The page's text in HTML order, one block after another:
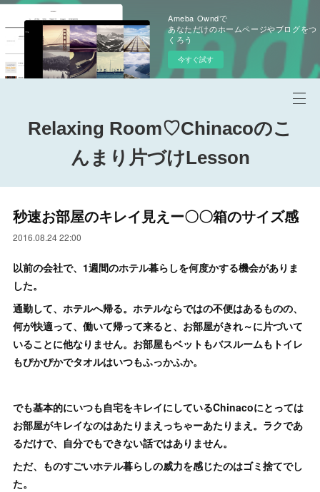
Ameba Owndで
あなただけのホームページやブログをつ
くろう
今すぐ試す
Relaxing Room♡Chinacoのこ
んまり片づけLesson
秒速お部屋のキレイ見えー〇〇箱のサイズ感
2016.08.24 22:00
以前の会社で、1週間のホテル暮らしを何度かする機会がありま
した。
通勤して、ホテルへ帰る。ホテルならではの不便はあるものの、
何が快適って、働いて帰って来ると、お部屋がきれ～に片づいて
いることに他なりません。お部屋もベットもバスルームもトイレ
もぴかぴかでタオルはいつもふっかふか。
でも基本的にいつも自宅をキレイにしているChinacoにとっては
お部屋がキレイなのはあたりまえっちゃーあたりまえ。ラクであ
るだけで、自分でもできない話ではありません。
ただ、ものすごいホテル暮らしの威力を感じたのはゴミ捨てでし
た。